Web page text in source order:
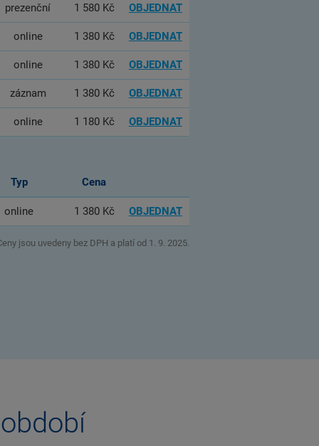
prezenční 1 580 Kč OBJEDNAT
online 1 380 Kč OBJEDNAT
online 1 380 Kč OBJEDNAT
záznam 1 380 Kč OBJEDNAT
online 1 180 Kč OBJEDNAT
Typ Cena
online 1 380 Kč OBJEDNAT
jsou uvedeny bez DPH a platí od 1. 9. 2025.